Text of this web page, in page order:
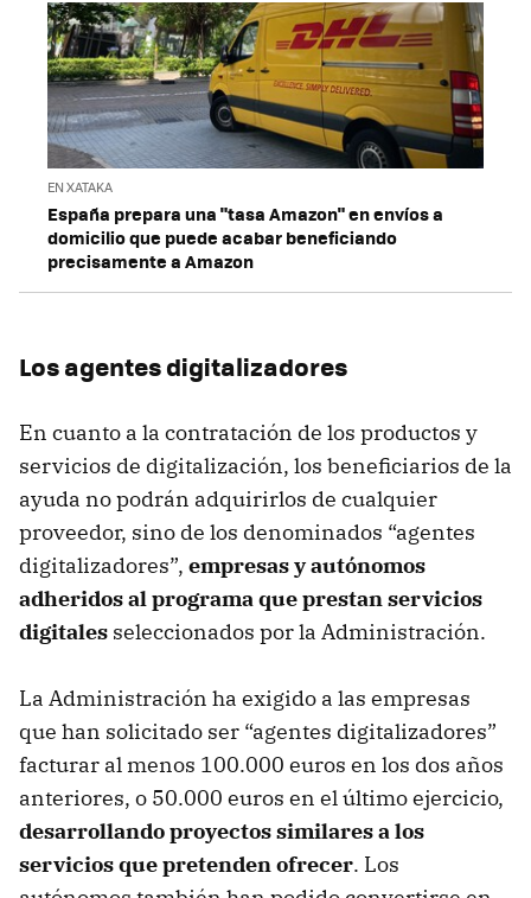
EN XATAKA
España prepara una "tasa Amazon" en envíos a
domicilio que puede acabar beneficiando
precisamente a Amazon
Los agentes digitalizadores
En cuanto a la contratación de los productos y
servicios de digitalización, los beneficiarios de la
ayuda no podrán adquirirlos de cualquier
proveedor, sino de los denominados “agentes
digitalizadores”, empresas y autónomos
adheridos al programa que prestan servicios
digitales seleccionados por la Administración.
La Administración ha exigido a las empresas
que han solicitado ser “agentes digitalizadores”
facturar al menos 100.000 euros en los dos años
anteriores, o 50.000 euros en el último ejercicio,
desarrollando proyectos similares a los
servicios que pretenden ofrecer. Los